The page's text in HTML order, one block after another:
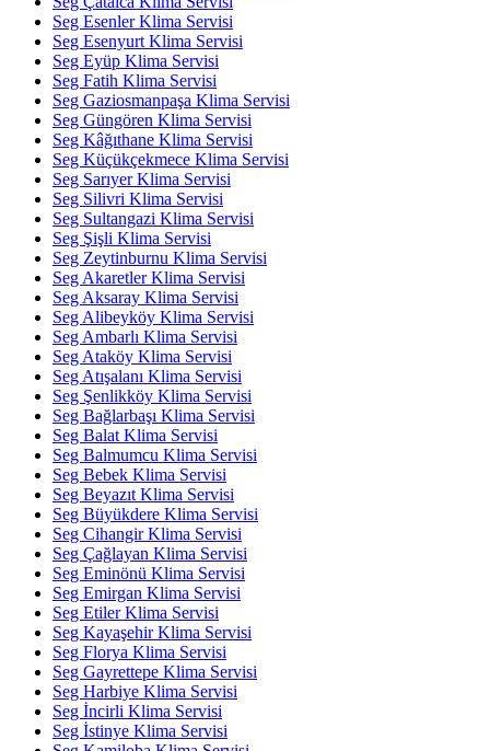
Seg Esenler Klima Servisi
Seg Esenyurt Klima Servisi
Seg Eyüp Klima Servisi
Seg Fatih Klima Servisi
Seg Gaziosmanpaşa Klima Servisi
Seg Güngören Klima Servisi
Seg Kâğıthane Klima Servisi
Seg Küçükçekmece Klima Servisi
Seg Sarıyer Klima Servisi
Seg Silivri Klima Servisi
Seg Sultangazi Klima Servisi
Seg Şişli Klima Servisi
Seg Zeytinburnu Klima Servisi
Seg Akaretler Klima Servisi
Seg Aksaray Klima Servisi
Seg Alibeyköy Klima Servisi
Seg Ambarlı Klima Servisi
Seg Ataköy Klima Servisi
Seg Atışalanı Klima Servisi
Seg Şenlikköy Klima Servisi
Seg Bağlarbaşı Klima Servisi
Seg Balat Klima Servisi
Seg Balmumcu Klima Servisi
Seg Bebek Klima Servisi
Seg Beyazıt Klima Servisi
Seg Büyükdere Klima Servisi
Seg Cihangir Klima Servisi
Seg Çağlayan Klima Servisi
Seg Eminönü Klima Servisi
Seg Emirgan Klima Servisi
Seg Etiler Klima Servisi
Seg Kayaşehir Klima Servisi
Seg Florya Klima Servisi
Seg Gayrettepe Klima Servisi
Seg Harbiye Klima Servisi
Seg İncirli Klima Servisi
Seg İstinye Klima Servisi